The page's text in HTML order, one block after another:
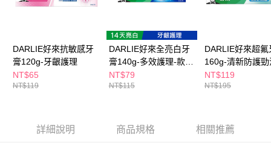
１．透過由恩沛科技股份有限公司提供之「AFTEE先享後付」服務完成之交
２．關於個人資料處理事宜，請瀏覽以下網址：
https://aftee.tw/terms/#terms3
３．未成年的使用者請事先徵得法定代理人或監護人之同意方可使用
「AFTEE先享後付」，若未經同意申辦者引起之損失，本公司不負相關責
任。
５．嚴禁一人註冊多個帳號或使用他人資訊註冊。若發現惡意使用之情形，
恩沛科技股份有限公司將有權停止該用戶之使用額度並採取法律行動。
每筆NT$65，滿NT$490(含以上)免運費
每筆NT$65，滿NT$490(含以上)免運費
宅配(本島)
每筆NT$100，滿NT$790(含以上)免運費
每筆NT$80，滿NT$290(含以上)免運費
DARLIE好來抗敏感牙
膏120g-牙齦護理
NT$65
NT$119
DARLIE好來全亮白牙
膏140g-多效護理-款式
隨機
NT$79
NT$115
DARLIE好來超氟
160g-清新防護勁
NT$119
NT$195
詳細說明 商品規格 相關推薦